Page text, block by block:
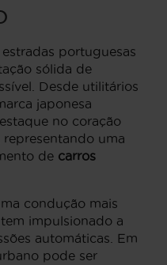
estradas portuguesas
sólida de
Desde utilitários
japonesa
no coração
uma
de carros
condução mais
impulsionado a
automáticas. Em
pode ser